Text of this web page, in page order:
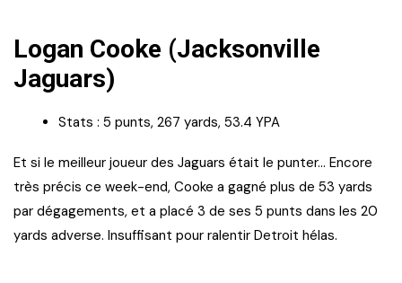
Logan Cooke (Jacksonville
Jaguars)
Stats : 5 punts, 267 yards, 53.4 YPA
Et si le meilleur joueur des Jaguars était le punter… Encore
très précis ce week-end, Cooke a gagné plus de 53 yards
par dégagements, et a placé 3 de ses 5 punts dans les 20
yards adverse. Insuffisant pour ralentir Detroit hélas.